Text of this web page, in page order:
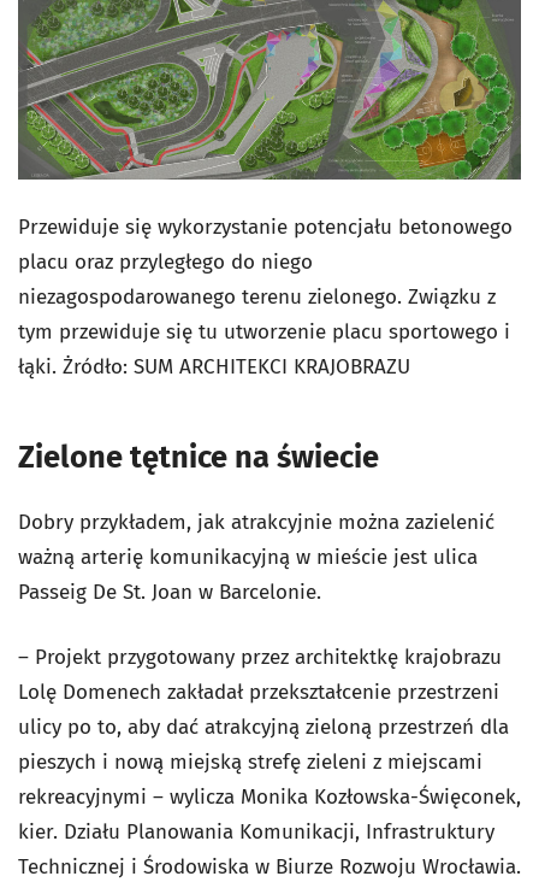
Przewiduje się wykorzystanie potencjału betonowego
placu oraz przyległego do niego
niezagospodarowanego terenu zielonego. Związku z
tym przewiduje się tu utworzenie placu sportowego i
łąki. Żródło: SUM ARCHITEKCI KRAJOBRAZU
Zielone tętnice na świecie
Dobry przykładem, jak atrakcyjnie można zazielenić
ważną arterię komunikacyjną w mieście jest ulica
Passeig De St. Joan w Barcelonie.
– Projekt przygotowany przez architektkę krajobrazu
Lolę Domenech zakładał przekształcenie przestrzeni
ulicy po to, aby dać atrakcyjną zieloną przestrzeń dla
pieszych i nową miejską strefę zieleni z miejscami
rekreacyjnymi – wylicza Monika Kozłowska-Święconek,
kier. Działu Planowania Komunikacji, Infrastruktury
Technicznej i Środowiska w Biurze Rozwoju Wrocławia.